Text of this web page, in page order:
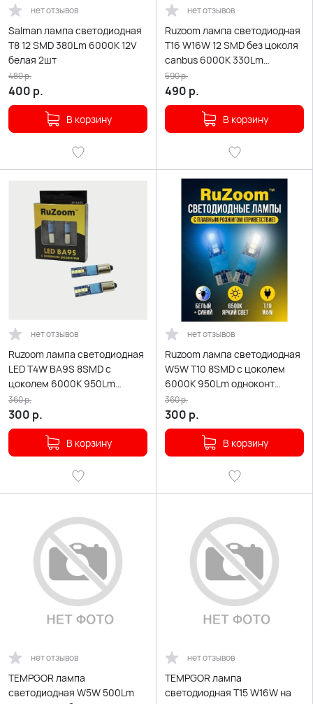
нет отзывов
Salman лампа светодиодная
T8 12 SMD 380Lm 6000K 12V
белая 2шт
400 р.
480р.
В корзину
нет отзывов
Ruzoom лампа светодиодная
T16 W16W 12 SMD без цоколя
canbus 6000K 330Lm
одноконтакт белая 2шт X0125
490 р.
590р.
В корзину
нет отзывов
Ruzoom лампа светодиодная
LED T4W BA9S 8SMD c
цоколем 6000K 950Lm
одноконт белая 2шт
300 р.
360р.
В корзину
нет отзывов
Ruzoom лампа светодиодная
W5W T10 8SMD c цоколем
6000K 950Lm одноконт
белая 2шт
300 р.
360р.
В корзину
нет отзывов
TEMPGOR лампа
светодиодная W5W 500Lm
нет отзывов
TEMPGOR лампа
светодиодная T15 W16W на